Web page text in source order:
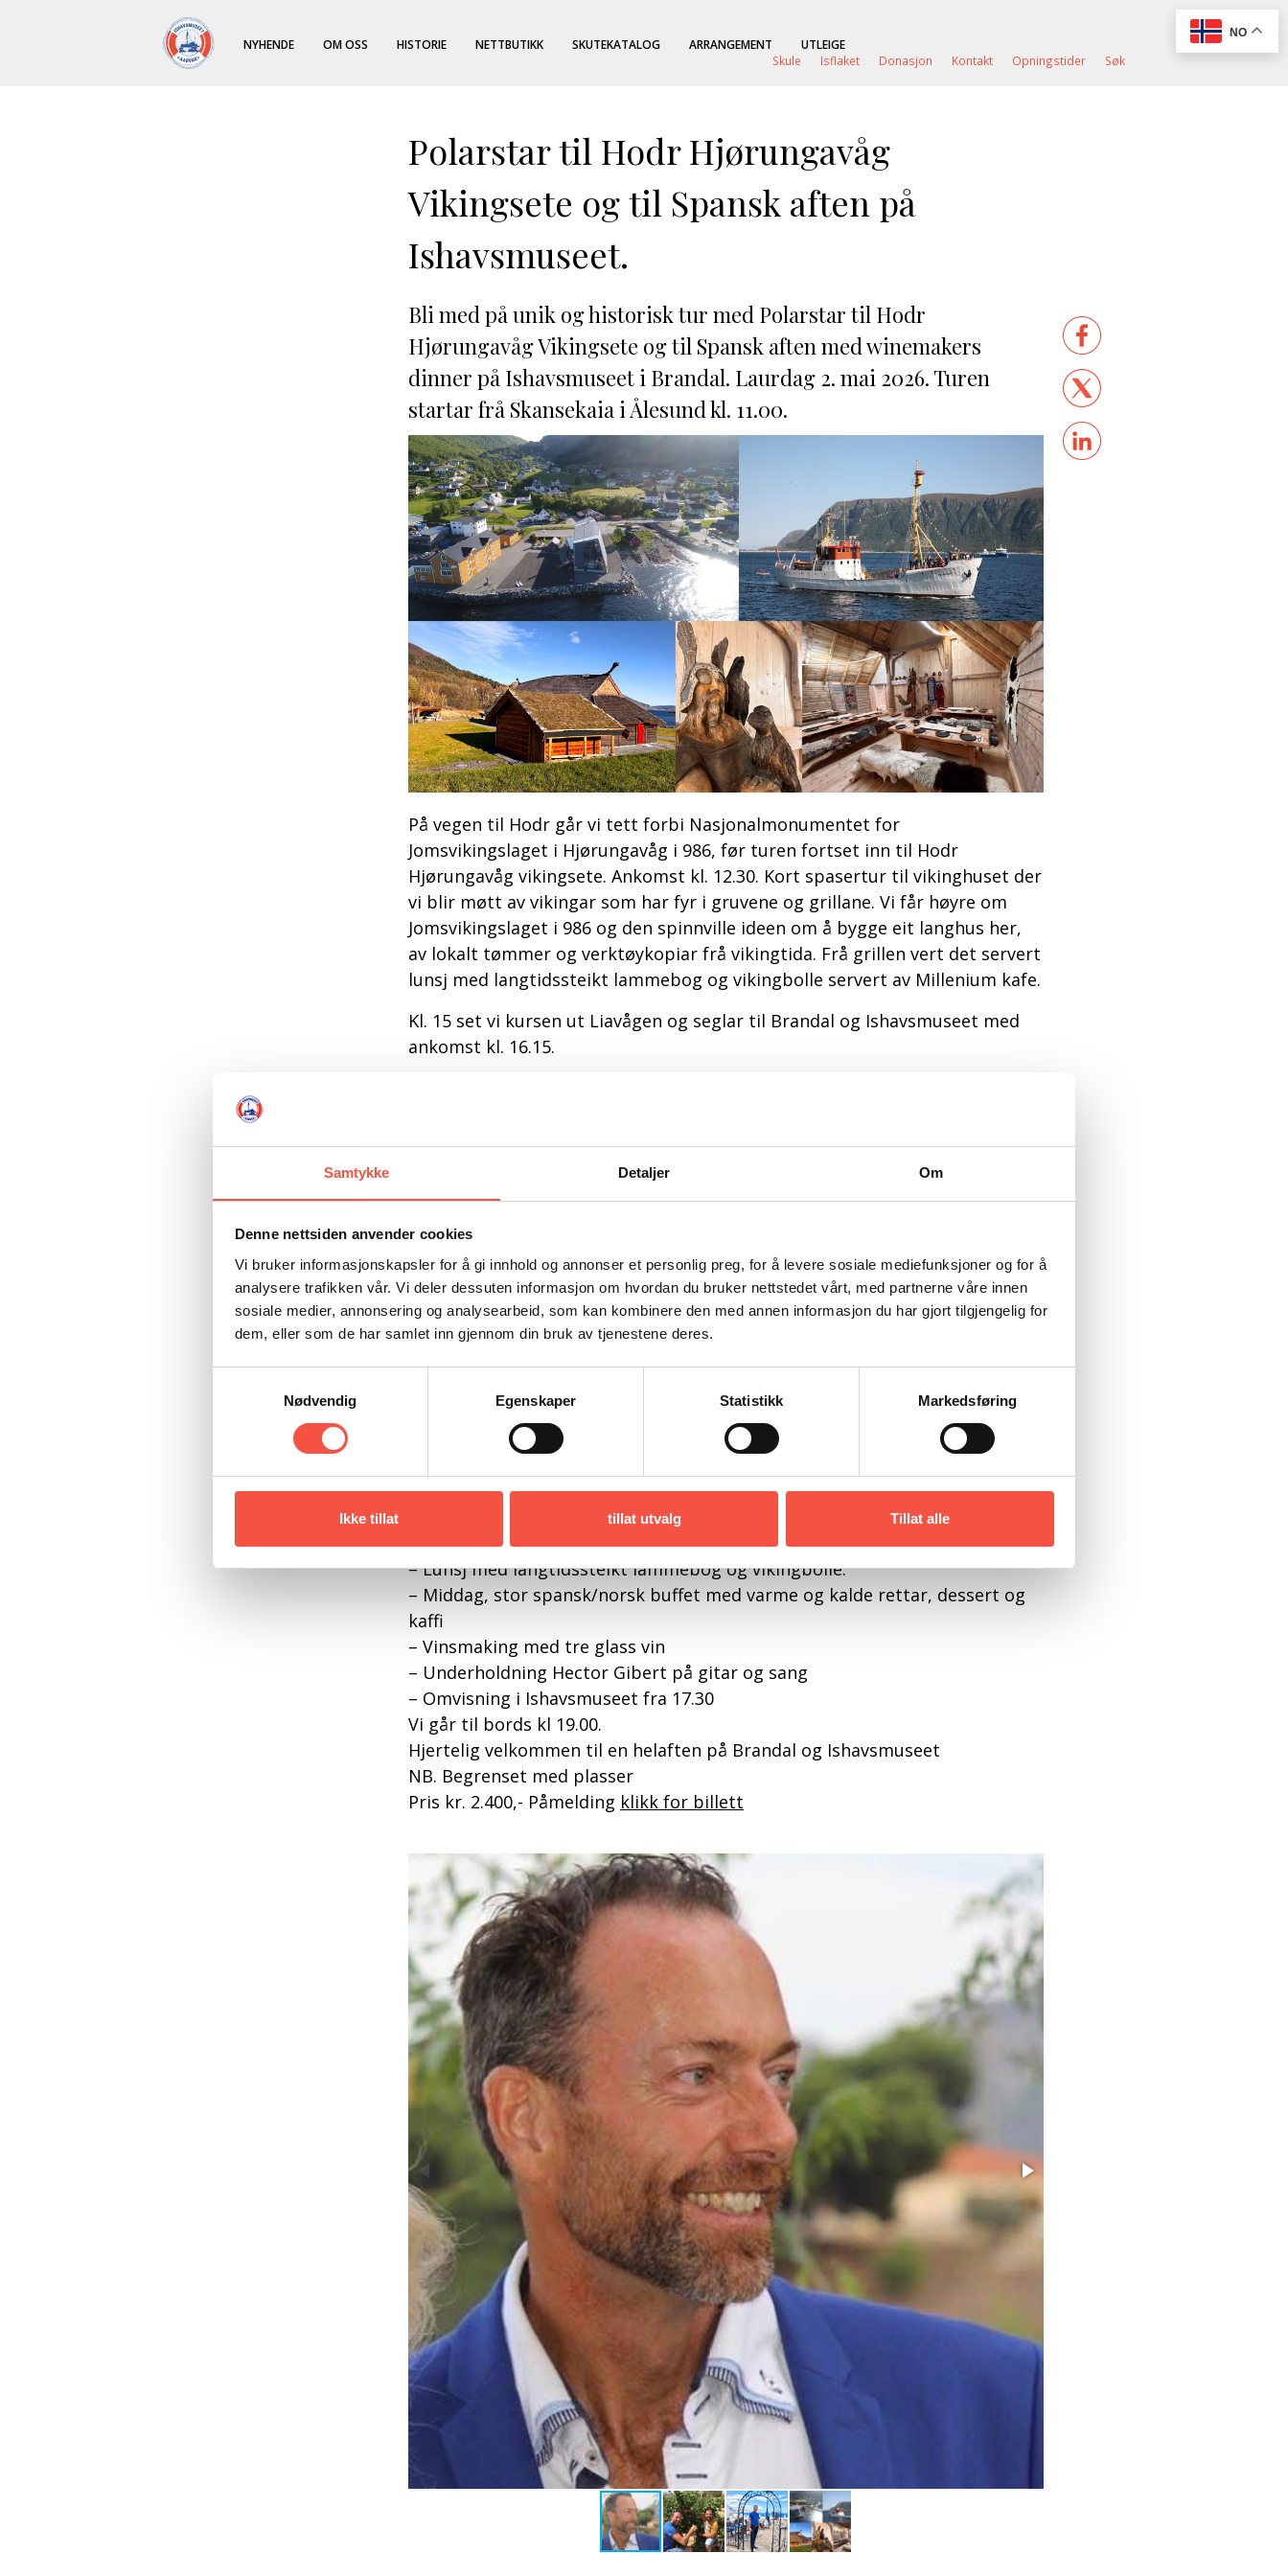
Samtykke Detaljer Om
Denne nettsiden anvender cookies
Vi bruker informasjonskapsler for å gi innhold og annonser et personlig preg, for å levere sosiale mediefunksjoner og for å
analysere trafikken vår. Vi deler dessuten informasjon om hvordan du bruker nettstedet vårt, med partnerne våre innen
sosiale medier, annonsering og analysearbeid, som kan kombinere den med annen informasjon du har gjort tilgjengelig for
dem, eller som de har samlet inn gjennom din bruk av tjenestene deres.
Nødvendig
Egenskaper Statistikk Markedsføring
Ikke tillat tillat utvalg Tillat alle
NYHENDE OM OSS HISTORIE NETTBUTIKK SKUTEKATALOG ARRANGEMENT
UTLEIGE
Skule
Isflaket Donasjon Kontakt Opningstider Søk
NO
Polarstar til Hodr Hjørungavåg
Vikingsete og til Spansk aften på
Ishavsmuseet.
Bli med på unik og historisk tur med Polarstar til Hodr
Hjørungavåg Vikingsete og til Spansk aften med winemakers
dinner på Ishavsmuseet i Brandal. Laurdag 2. mai 2026. Turen
startar frå Skansekaia i Ålesund kl. 11.00.
På vegen til Hodr går vi tett forbi Nasjonalmonumentet for
Jomsvikingslaget i Hjørungavåg i 986, før turen fortset inn til Hodr
Hjørungavåg vikingsete. Ankomst kl. 12.30. Kort spasertur til vikinghuset der
vi blir møtt av vikingar som har fyr i gruvene og grillane. Vi får høyre om
Jomsvikingslaget i 986 og den spinnville ideen om å bygge eit langhus her,
av lokalt tømmer og verktøykopiar frå vikingtida. Frå grillen vert det servert
lunsj med langtidssteikt lammebog og vikingbolle servert av Millenium kafe.
Kl. 15 set vi kursen ut Liavågen og seglar til Brandal og Ishavsmuseet med
ankomst kl. 16.15.
Åge Folkestad – ålesunderen som for over 25 år siden startet Casa Vital i
– Eksklusiv vinsmaking med utvalgte viner fra Spania
– Stor buffet med spanske og norske retter, varme og kalde, og sjølvsagt
dessert. Her møtes smaken av to nasjoner
– Musikk og stemning med Hector Gibert på gitar og sang – spansk
lidenskap og latinamerikanske rytmer
Velkommen til helaften fylt av sol, smak og toner – i kulissene til
Ishavsmuseet.
Åge ønsker velkomne til bords kl. 19.00
Retur med Polarstar til Ålesund kl. 23.00.
Prisen inkluderer:
– Båttur med den polarhistoriske veteranskuta Polarstar
– Billett omvising og historieforteljing på vikinghuset
– Lunsj med langtidssteikt lammebog og vikingbolle.
– Middag, stor spansk/norsk buffet med varme og kalde rettar, dessert og
kaffi
– Vinsmaking med tre glass vin
– Underholdning Hector Gibert på gitar og sang
– Omvisning i Ishavsmuseet fra 17.30
Vi går til bords kl 19.00.
Hjertelig velkommen til en helaften på Brandal og Ishavsmuseet
NB. Begrenset med plasser
Pris kr. 2.400,- Påmelding klikk for billett